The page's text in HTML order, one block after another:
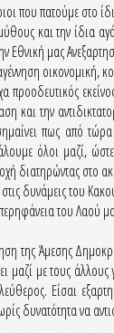
που πατούμε στο
και την ίδια
μας
και την
πως από
όλοι μαζί,
διατηρώντας
δυνάμεις του
του Λαού
της Άμεσης
με τους
Είσαι
δυνατότητα να